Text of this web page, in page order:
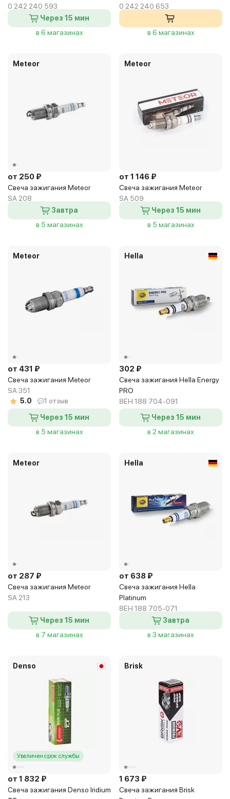
0 242 240 593
Через 15 мин
в 6 магазинах
0 242 240 653
в 6 магазинах
Meteor
от 250 ₽
Свеча зажигания Meteor
SA 208
Завтра
в 5 магазинах
Meteor
от 1 146 ₽
Свеча зажигания Meteor
SA 509
Через 15 мин
в 5 магазинах
Meteor
от 431 ₽
Свеча зажигания Meteor
SA 351
5.0
1 отзыв
Через 15 мин
в 5 магазинах
Hella
302 ₽
Свеча зажигания Hella Energy
PRO
8EH 188 704-091
Через 15 мин
в 2 магазинах
Meteor
от 287 ₽
Свеча зажигания Meteor
SA 213
Через 15 мин
в 7 магазинах
Hella
от 638 ₽
Свеча зажигания Hella
Platinum
8EH 188 705-071
Завтра
в 3 магазинах
Denso
Увеличен срок службы
от 1 832 ₽
Свеча зажигания Denso Iridium
Brisk
1 673 ₽
Свеча зажигания Brisk